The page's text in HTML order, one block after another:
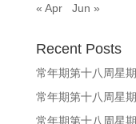
« Apr
Jun »
Recent Posts
常年期第十八周星
常年期第十八周星
常年期第十八周星